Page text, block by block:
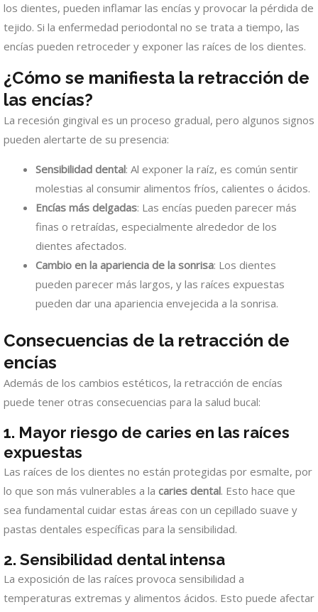
los dientes, pueden inflamar las encías y provocar la pérdida de
tejido. Si la enfermedad periodontal no se trata a tiempo, las
encías pueden retroceder y exponer las raíces de los dientes.
¿Cómo se manifiesta la retracción de
las encías?
La recesión gingival es un proceso gradual, pero algunos signos
pueden alertarte de su presencia:
Sensibilidad dental: Al exponer la raíz, es común sentir
molestias al consumir alimentos fríos, calientes o ácidos.
Encías más delgadas: Las encías pueden parecer más
finas o retraídas, especialmente alrededor de los
dientes afectados.
Cambio en la apariencia de la sonrisa: Los dientes
pueden parecer más largos, y las raíces expuestas
pueden dar una apariencia envejecida a la sonrisa.
Consecuencias de la retracción de
encías
Además de los cambios estéticos, la retracción de encías
puede tener otras consecuencias para la salud bucal:
1. Mayor riesgo de caries en las raíces
expuestas
Las raíces de los dientes no están protegidas por esmalte, por
lo que son más vulnerables a la caries dental. Esto hace que
sea fundamental cuidar estas áreas con un cepillado suave y
pastas dentales específicas para la sensibilidad.
2. Sensibilidad dental intensa
La exposición de las raíces provoca sensibilidad a
temperaturas extremas y alimentos ácidos. Esto puede afectar